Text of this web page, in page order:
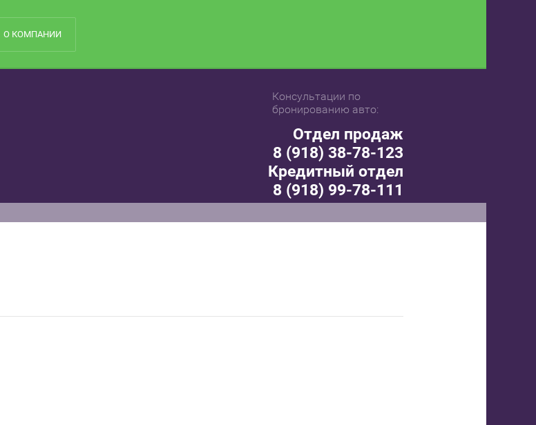
О КОМПАНИИ
Консультации по
бронированию авто:
Отдел продаж
8 (918) 38-78-123
Кредитный отдел
8 (918) 99-78-111